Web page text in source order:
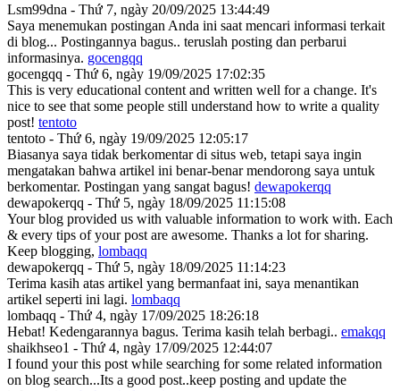
Lsm99dna - Thứ 7, ngày 20/09/2025 13:44:49
Saya menemukan postingan Anda ini saat mencari informasi terkait
di blog... Postingannya bagus.. teruslah posting dan perbarui
informasinya. gocengqq
gocengqq - Thứ 6, ngày 19/09/2025 17:02:35
This is very educational content and written well for a change. It's
nice to see that some people still understand how to write a quality
post! tentoto
tentoto - Thứ 6, ngày 19/09/2025 12:05:17
Biasanya saya tidak berkomentar di situs web, tetapi saya ingin
mengatakan bahwa artikel ini benar-benar mendorong saya untuk
berkomentar. Postingan yang sangat bagus! dewapokerqq
dewapokerqq - Thứ 5, ngày 18/09/2025 11:15:08
Your blog provided us with valuable information to work with. Each
& every tips of your post are awesome. Thanks a lot for sharing.
Keep blogging, lombaqq
dewapokerqq - Thứ 5, ngày 18/09/2025 11:14:23
Terima kasih atas artikel yang bermanfaat ini, saya menantikan
artikel seperti ini lagi. lombaqq
lombaqq - Thứ 4, ngày 17/09/2025 18:26:18
Hebat! Kedengarannya bagus. Terima kasih telah berbagi.. emakqq
shaikhseo1 - Thứ 4, ngày 17/09/2025 12:44:07
I found your this post while searching for some related information
on blog search...Its a good post..keep posting and update the